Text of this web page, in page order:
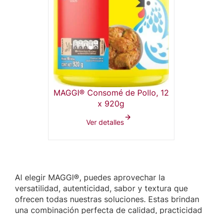
MAGGI® Consomé de Pollo, 12
x 920g
Ver detalles
Al elegir MAGGI®, puedes aprovechar la
versatilidad, autenticidad, sabor y textura que
ofrecen todas nuestras soluciones. Estas brindan
una combinación perfecta de calidad, practicidad